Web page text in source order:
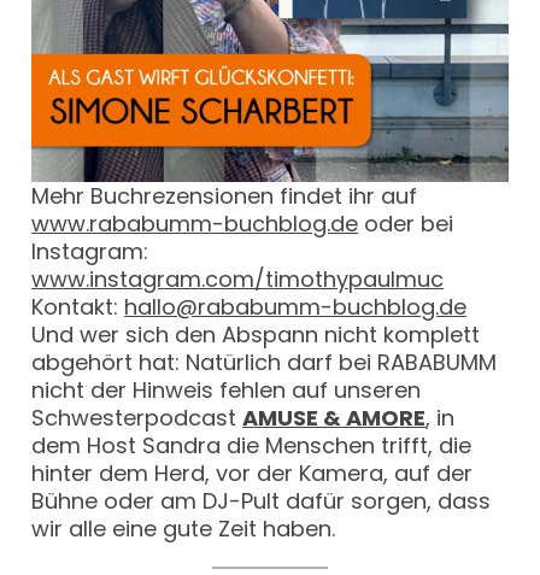
Mehr Buchrezensionen findet ihr auf
www.rababumm-buchblog.de oder bei
Instagram:
www.instagram.com/timothypaulmuc
Kontakt: hallo@rababumm-buchblog.de
Und wer sich den Abspann nicht komplett
abgehört hat: Natürlich darf bei RABABUMM
nicht der Hinweis fehlen auf unseren
SchwesterpodcastAMUSE & AMORE, in
dem Host Sandra die Menschen trifft, die
hinter dem Herd, vor der Kamera, auf der
Bühne oder am DJ-Pult dafür sorgen, dass
wir alle eine gute Zeit haben.